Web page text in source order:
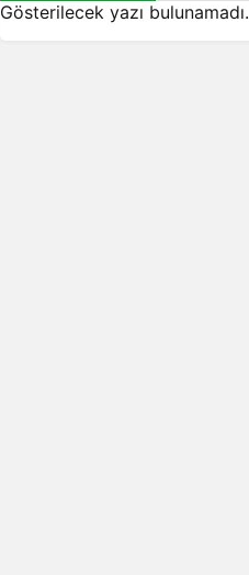
Gösterilecek yazı bulunamadı.